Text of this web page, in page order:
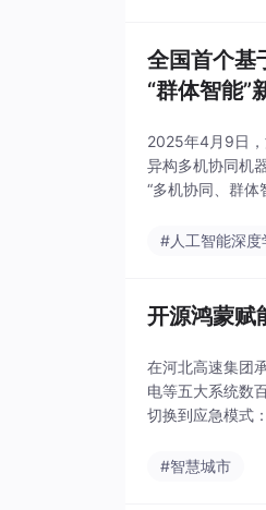
全国首个基
“群体智能”
2025年4月9日
异构多机协同机
#人工智能深度
开源鸿蒙赋
在河北高速集团
电等五大系统数
切换到应急模式
#智慧城市